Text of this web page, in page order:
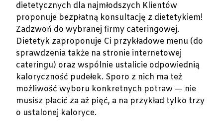
dietetycznych dla najmłodszych Klientów
proponuje bezpłatną konsultację z dietetykiem!
Zadzwoń do wybranej firmy cateringowej.
Dietetyk zaproponuje Ci przykładowe menu (do
sprawdzenia także na stronie internetowej
cateringu) oraz wspólnie ustalicie odpowiednią
kaloryczność pudełek. Sporo z nich ma też
możliwość wyboru konkretnych potraw — nie
musisz płacić za aż pięć, a na przykład tylko trzy
o ustalonej kaloryce.